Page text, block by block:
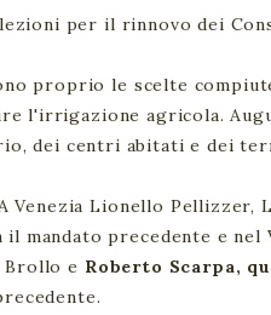
per il rinnovo dei
proprio le scelte
l'irrigazione agricola.
dei centri abitati e dei
Lionello Pellizzer,
mandato precedente e nel
e Roberto Scarpa,